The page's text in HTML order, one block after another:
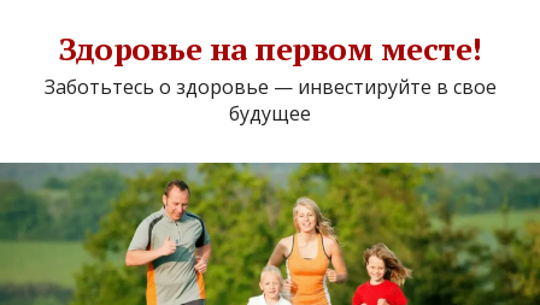
Здоровье на первом месте!
Заботьтесь о здоровье — инвестируйте в свое
будущее